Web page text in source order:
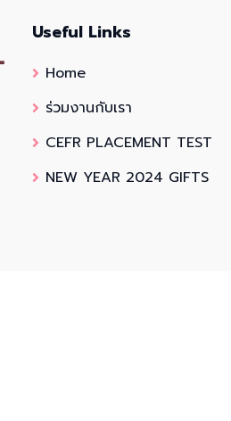
Useful Links
Home
ร่วมงานกับเรา
CEFR PLACEMENT TEST
NEW YEAR 2024 GIFTS